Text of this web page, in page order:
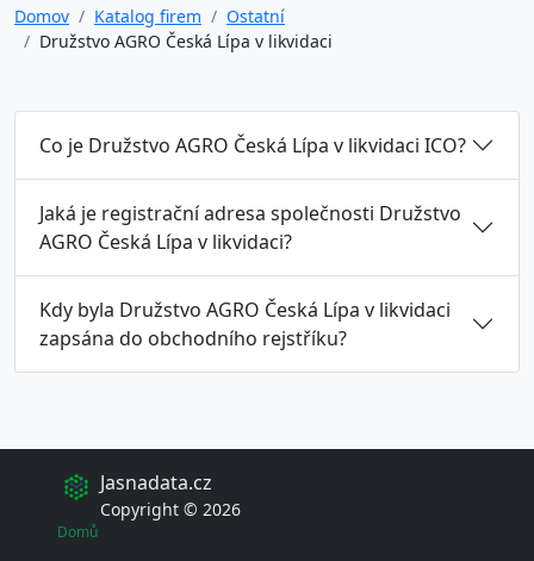
Domov
Katalog firem
Ostatní
Družstvo AGRO Česká Lípa v likvidaci
Co je Družstvo AGRO Česká Lípa v likvidaci ICO?
Jaká je registrační adresa společnosti Družstvo
AGRO Česká Lípa v likvidaci?
Kdy byla Družstvo AGRO Česká Lípa v likvidaci
zapsána do obchodního rejstříku?
Jasnadata.cz
Copyright © 2026
Domů